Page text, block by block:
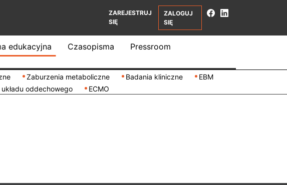
ZAREJESTRUJ
SIĘ
ZALOGUJ
SIĘ
edukacyjna Czasopisma Pressroom
Zaburzenia metaboliczne Badania kliniczne
EBM
oddechowego ECMO